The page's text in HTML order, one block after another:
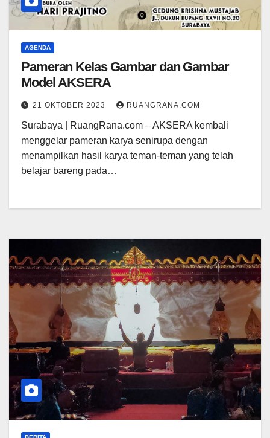
AGENDA
Pameran Kelas Gambar dan Gambar
Model AKSERA
21 OKTOBER 2023 RUANGRANA.COM
Surabaya | RuangRana.com – AKSERA kembali
menggelar pameran karya senirupa dengan
menampilkan hasil karya teman-teman yang telah
belajar bareng pada…